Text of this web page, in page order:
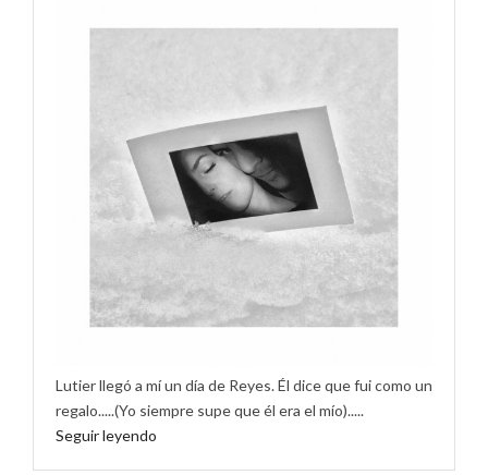
Lutier llegó a mí un día de Reyes. Él dice que fui como un
regalo.....(Yo siempre supe que él era el mío).....
Seguir leyendo